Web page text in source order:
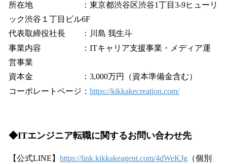
所在地 ：東京都渋⾕区渋⾕1丁⽬3-9ヒューリ
ック渋⾕１丁⽬ビル6F
代表取締役社⻑ ：川島 我⽣⽃
事業内容 ：ITキャリア⽀援事業・メディア運
営事業
資本金 ：3,000万円（資本準備金含む）
コーポレートページ： https://kikkakecreation.com/
◆ITエンジニア転職に関するお問い合わせ先
【公式LINE】 https://link.kikkakeagent.com/4dWeKJg （個別